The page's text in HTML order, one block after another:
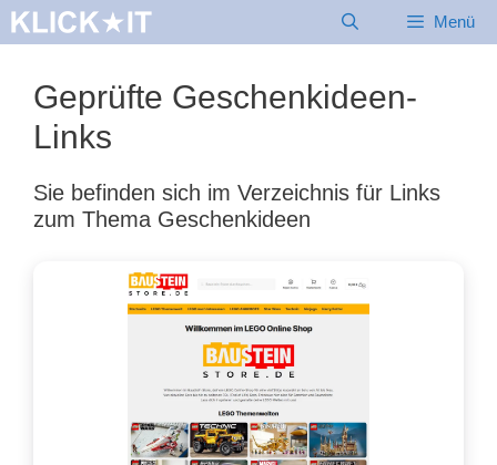
Zum
Inhalt
Menü
Geprüfte Geschenkideen-
Links
Sie befinden sich im Verzeichnis für Links
zum Thema Geschenkideen